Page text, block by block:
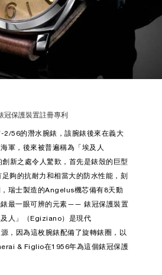
冠保護裝置註冊專利
2/56的潛水腕錶，該腕錶後來在義大
軍，後來被普遍稱為「埃及人
新之處令人驚歎，首先是錶殼的巨型
夠的抗耐力和相當大的防水性能，刻
瑞士製造的Angelus機芯備有8天動
錶最一眼可辨的元素—— 錶冠保護裝置
人」（Egiziano）是現代
，因為這枚腕錶配備了旋轉錶圈，以
& Figlio在1956年為這個錶冠保護